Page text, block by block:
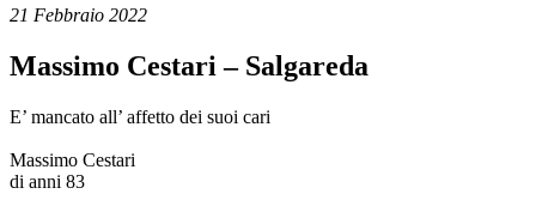
21 Febbraio 2022
Massimo Cestari – Salgareda
E’ mancato all’ affetto dei suoi cari
Massimo Cestari
di anni 83